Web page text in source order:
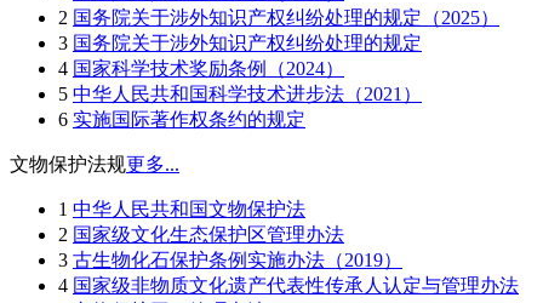
2 国务院关于涉外知识产权纠纷处理的规定（2025）
3 国务院关于涉外知识产权纠纷处理的规定
4 国家科学技术奖励条例（2024）
5 中华人民共和国科学技术进步法（2021）
6 实施国际著作权条约的规定
文物保护法规更多...
1 中华人民共和国文物保护法
2 国家级文化生态保护区管理办法
3 古生物化石保护条例实施办法（2019）
4 国家级非物质文化遗产代表性传承人认定与管理办法